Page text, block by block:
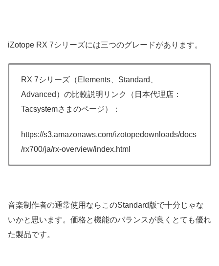
iZotope RX 7シリーズには三つのグレードがあります。
RX 7シリーズ（Elements、Standard、
Advanced）の比較説明リンク（日本代理店：
Tacsystemさまのページ）：
https://s3.amazonaws.com/izotopedownloads/docs
/rx700/ja/rx-overview/index.html
音楽制作者の通常使用ならこのStandard版で十分じゃな
いかと思います。価格と機能のバランスが良くとても優れ
た製品です。